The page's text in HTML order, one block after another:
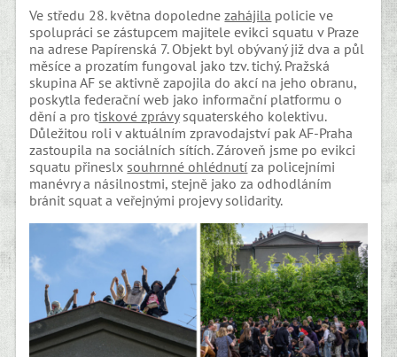
Ve středu 28. května dopolednezahájila policie ve
spolupráci se zástupcem majitele evikci squatu v Praze
na adrese Papírenská 7. Objekt byl obývaný již dva a půl
měsíce a prozatím fungoval jako tzv. tichý. Pražská
skupina AF se aktivně zapojila do akcí na jeho obranu,
poskytla federační web jako informační platformu o
dění a pro tiskové zprávysquaterského kolektivu.
Důležitou roli v aktuálním zpravodajství pak AF-Praha
zastoupila na sociálních sítích. Zároveň jsme po evikci
squatu přineslx souhrnné ohlédnutí za policejními
manévry a násilnostmi, stejně jako za odhodláním
bránit squat a veřejnými projevy solidarity.